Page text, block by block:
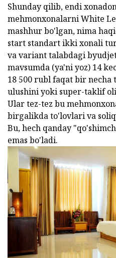
Shunday qilib, endi
mehmonxonalarni White
mashhur bo'lgan, nima
start standart ikki xonali
va variant talabdagi
mavsumda (ya'ni yoz) 14
18 500 rubl faqat bir
ulushini yoki super-taklif
Ular tez-tez bu
birgalikda to'lovlari va
Bu, hech qanday
emas bo'ladi.